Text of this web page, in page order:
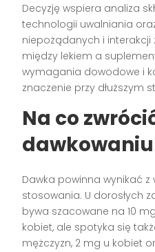
Decyzję wspiera analiza
technologii uwalniania
niepożądanych i interakcji
między lekiem a
wymagania dowodowe i
znaczenie przy dłuższym
Na co
dawkowaniu
Dawka powinna wynikać
stosowania. U dorosłych
bywa szacowane na 10
kobiet, ale spotyka się
mężczyzn, 2 mg u kobiet